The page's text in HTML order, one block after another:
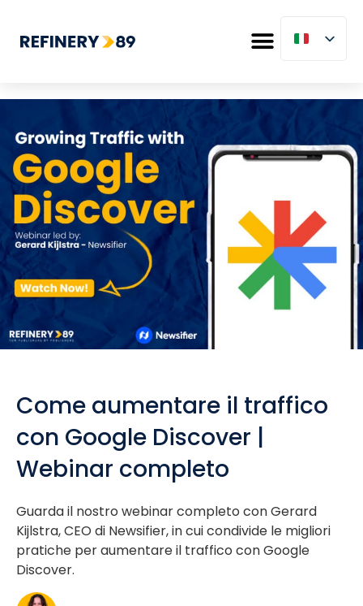
Come aumentare il traffico
con Google Discover |
Webinar completo
Guarda il nostro webinar completo con Gerard
Kijlstra, CEO di Newsifier, in cui condivide le migliori
pratiche per aumentare il traffico con Google
Discover.